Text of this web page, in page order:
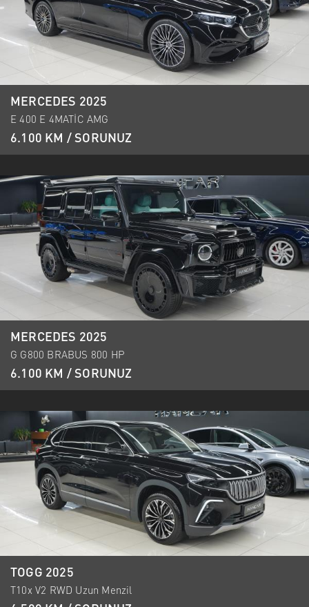
MERCEDES 2025
E 400 E 4MATİC AMG
6.100 KM / SORUNUZ
MERCEDES 2025
G G800 BRABUS 800 HP
6.100 KM / SORUNUZ
TOGG 2025
T10x V2 RWD Uzun Menzil